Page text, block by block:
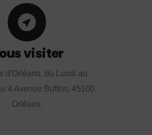
visiter
d'Orléans, du Lundi au
4 Avenue Buffon, 45100
Orléans.